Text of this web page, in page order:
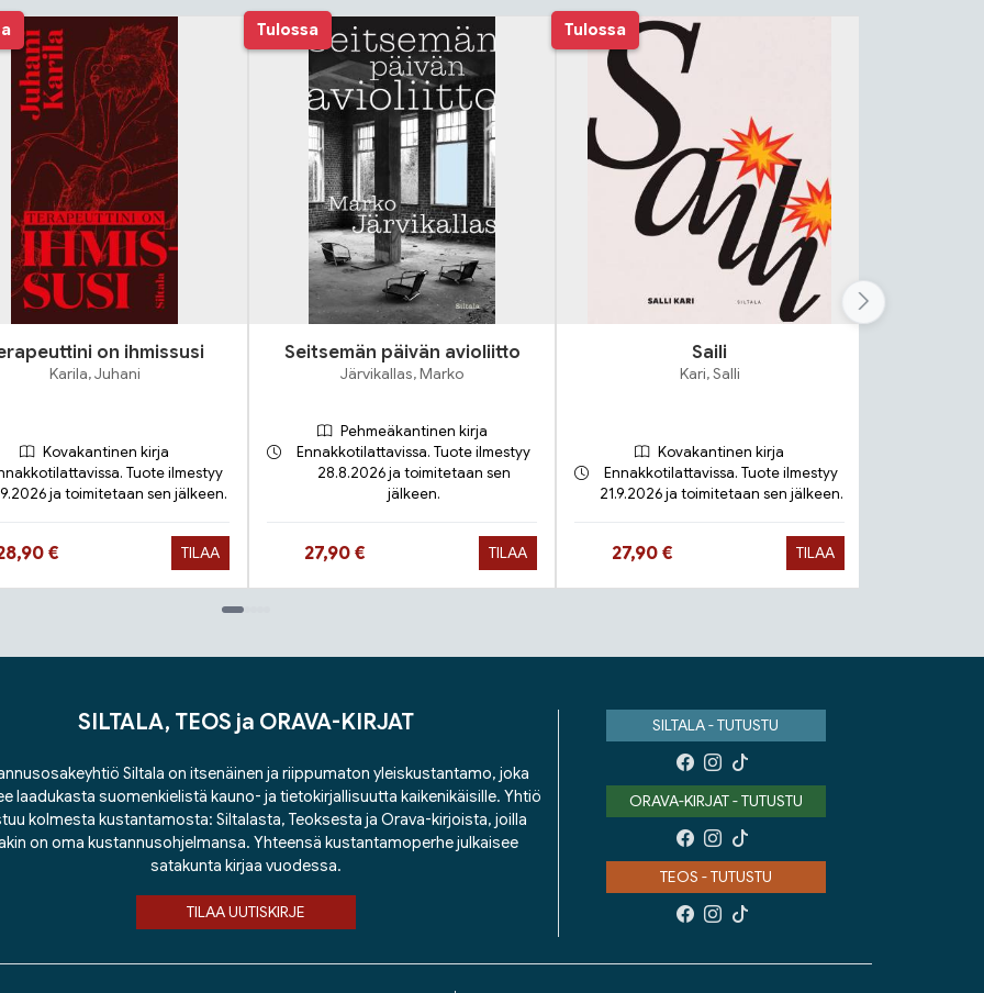
on ihmissusi
Karila, Juhani
Kovakantinen kirja
Tuote ilmestyy
ja toimitetaan sen jälkeen.
nyt
€ TILAA
Tulossa
Seitsemän päivän avioliitto
Järvikallas, Marko
Pehmeäkantinen kirja
Ennakkotilattavissa. Tuote ilmestyy
28.8.2026 ja toimitetaan sen
jälkeen.
Hinta nyt
27,90 € TILAA
Tulossa
Saili
Kari, Salli
Kovakantinen kirja
Ennakkotilattavissa. Tuote ilmestyy
21.9.2026 ja toimitetaan sen jälkeen.
Hinta nyt
27,90 € TILAA
SILTALA, TEOS ja ORAVA-KIRJAT
Siltala on itsenäinen ja riippumaton yleiskustantamo, joka
laadukasta suomenkielistä kauno- ja tietokirjallisuutta kaikenikäisille. Yhtiö
kolmesta kustantamosta: Siltalasta, Teoksesta ja Orava-kirjoista, joilla
on oma kustannusohjelmansa. Yhteensä kustantamoperhe julkaisee
satakunta kirjaa vuodessa.
TILAA UUTISKIRJE
SILTALA - TUTUSTU
ORAVA-KIRJAT - TUTUSTU
TEOS - TUTUSTU